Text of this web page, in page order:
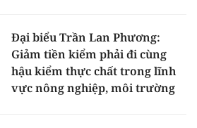
Đại biểu Trần Lan Phương:
Giảm tiền kiểm phải đi cùng
hậu kiểm thực chất trong lĩnh
vực nông nghiệp, môi trường